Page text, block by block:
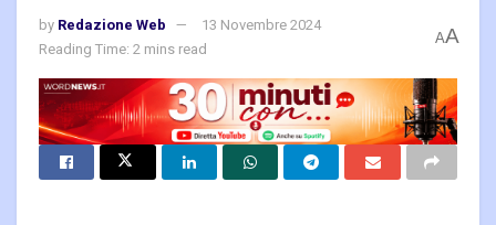
by Redazione Web
13 Novembre 2024
Reading Time: 2 mins read
AA